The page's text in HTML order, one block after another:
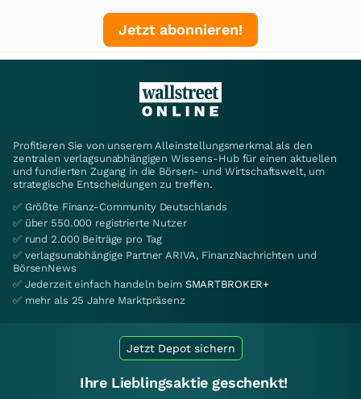
Jetzt abonnieren!
Profitieren Sie von unserem Alleinstellungsmerkmal als den
zentralen verlagsunabhängigen Wissens-Hub für einen aktuellen
und fundierten Zugang in die Börsen- und Wirtschaftswelt, um
strategische Entscheidungen zu treffen.
✅ Größte Finanz-Community Deutschlands
✅ über 550.000 registrierte Nutzer
✅ rund 2.000 Beiträge pro Tag
✅ verlagsunabhängige Partner ARIVA, FinanzNachrichten und
BörsenNews
✅ Jederzeit einfach handeln beim SMARTBROKER+
✅ mehr als 25 Jahre Marktpräsenz
Jetzt Depot sichern
Ihre Lieblingsaktie geschenkt!